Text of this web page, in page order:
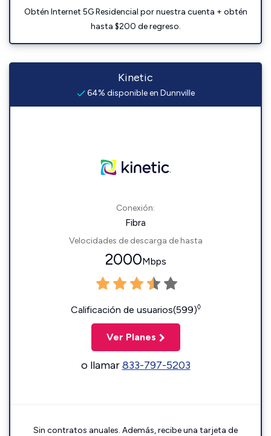
Obtén Internet 5G Residencial por nuestra cuenta + obtén
hasta $200 de regreso.
Kinetic
64% disponible en Dunnville
Conexión:
Fibra
Velocidades de descarga de hasta
2000Mbps
Calificación de usuarios(599)◊
Ver Planes
o llamar833-797-5203
Sin contratos anuales. Además, recibe una tarjeta de